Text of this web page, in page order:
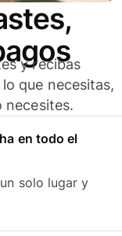
y recibas
que necesitas,
necesites.
en todo el
solo lugar y